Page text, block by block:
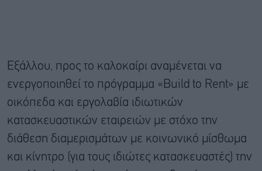
Εξάλλου, προς το καλοκαίρι αναμένεται να
ενεργοποιηθεί το πρόγραμμα «Build to Rent» με
οικόπεδα και εργολαβία ιδιωτικών
κατασκευαστικών εταιρειών με στόχο την
διάθεση διαμερισμάτων με κοινωνικό μίσθωμα
και κίνητρο (για τους ιδιώτες κατασκευαστές) την